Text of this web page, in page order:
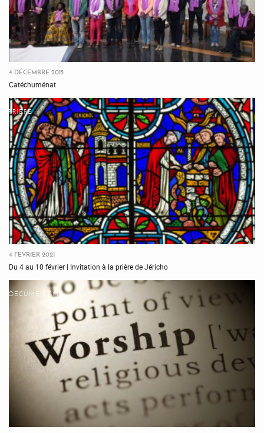
4 DÉCEMBRE 2015
Catéchuménat
PRIÈRE
4 FÉVRIER 2021
Du 4 au 10 février | Invitation à la prière de Jéricho
OECUMÉNISME